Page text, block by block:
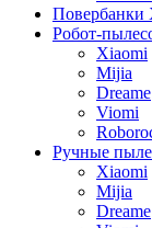
Повербанки
Робот-
Xiaomi
Mijia
Dreame
Viomi
Ручные
Xiaomi
Mijia
Dreame